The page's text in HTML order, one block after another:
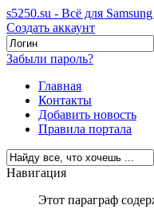
s5250.su - Всё для
Создать аккаунт
Забыли пароль?
Главная
Контакты
Добавить новость
Правила портала
Навигация
Этот параграф